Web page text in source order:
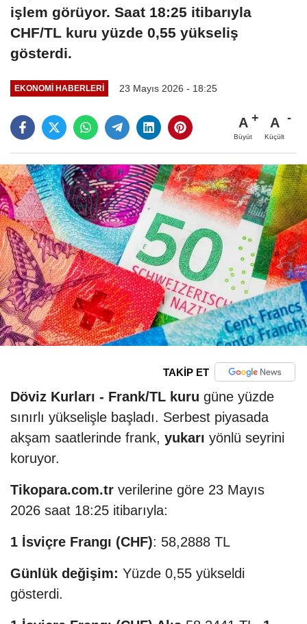
işlem görüyor. Saat 18:25 itibarıyla
CHF/TL kuru yüzde 0,55 yükseliş
gösterdi.
EKONOMI HABERLERI 23 Mayıs 2026 - 18:25
A
Büyüt
A
Küçült
TAKİP ET
Döviz Kurları - Frank/TL kuru güne yüzde
sınırlı yükselişle başladı. Serbest piyasada
akşam saatlerinde frank, yukarı yönlü seyrini
koruyor.
Tikopara.com.tr verilerine göre 23 Mayıs
2026 saat 18:25 itibarıyla:
1 İsviçre Frangı (CHF): 58,2888 TL
Günlük değişim: Yüzde 0,55 yükseldi
gösterdi.